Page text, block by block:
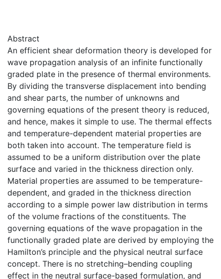
Abstract
An efficient shear deformation theory is developed for
wave propagation analysis of an infinite functionally
graded plate in the presence of thermal environments.
By dividing the transverse displacement into bending
and shear parts, the number of unknowns and
governing equations of the present theory is reduced,
and hence, makes it simple to use. The thermal effects
and temperature-dependent material properties are
both taken into account. The temperature field is
assumed to be a uniform distribution over the plate
surface and varied in the thickness direction only.
Material properties are assumed to be temperature-
dependent, and graded in the thickness direction
according to a simple power law distribution in terms
of the volume fractions of the constituents. The
governing equations of the wave propagation in the
functionally graded plate are derived by employing the
Hamilton’s principle and the physical neutral surface
concept. There is no stretching–bending coupling
effect in the neutral surface-based formulation, and